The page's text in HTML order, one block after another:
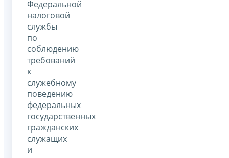
Федеральной
налоговой
службы
по
соблюдению
требований
к
служебному
поведению
федеральных
государственных
гражданских
служащих
и